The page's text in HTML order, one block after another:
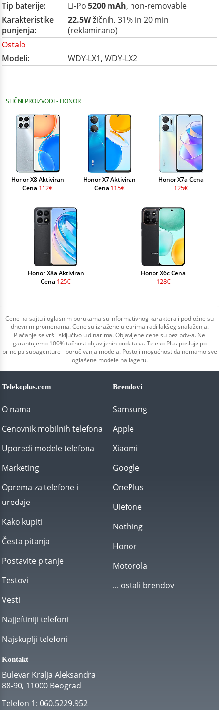
Tip baterije:
Li-Po 5200 mAh, non-removable
Karakteristike
punjenja:
22.5Wžičnih, 31% in 20 min
(reklamirano)
Ostalo
Modeli:
WDY-LX1, WDY-LX2
SLIČNI PROIZVODI - HONOR
Honor X8 Aktiviran
Cena 112€
Honor X7 Aktiviran
Cena 115€
Honor X7a Cena
125€
Honor X8a Aktiviran
Cena 125€
Honor X6c Cena
128€
Cene na sajtu i oglasnim porukama su informativnog karaktera i podložne su
dnevnim promenama. Cene su izražene u eurima radi lakšeg snalaženja.
Plaćanje se vrši isključivo u dinarima. Objavljene cene su bez pdv-a. Ne
garantujemo 100% tačnost objavljenih podataka. Teleko Plus posluje po
principu subagenture - poručivanja modela. Postoji mogućnost da nemamo sve
oglašene modele na lageru.
Telekoplus.com
O nama
Cenovnik mobilnih telefona
Uporedi modele telefona
Marketing
Oprema za telefone i
uređaje
Kako kupiti
Česta pitanja
Postavite pitanje
Testovi
Vesti
Najjeftiniji telefoni
Najskuplji telefoni
Brendovi
Samsung
Apple
Xiaomi
Google
OnePlus
Ulefone
Nothing
Honor
Motorola
... ostali brendovi
Kontakt
Bulevar Kralja Aleksandra
88-90, 11000 Beograd
Telefon 1: 060.5229.952